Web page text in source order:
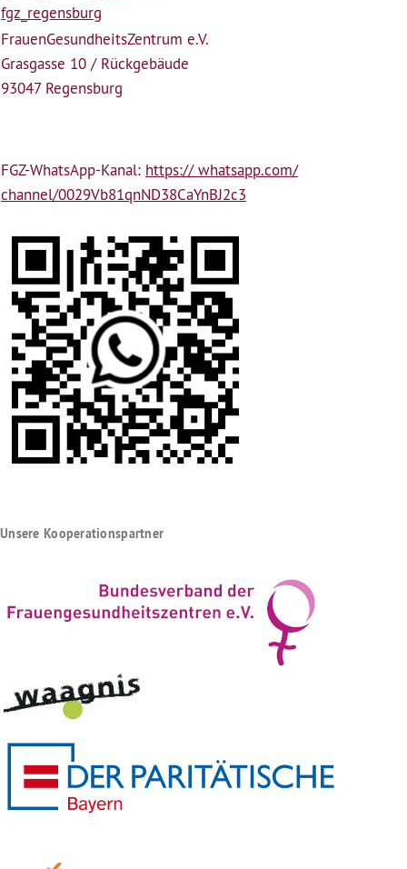
fgz_regensburg
Frauen­Gesundheits­Zentrum e.V.
Grasgasse 10 / Rückgebäude
93047 Regensburg
FGZ-WhatsApp-Kanal: https:// whatsapp.com/
channel/0029Vb81qnND38CaYnBJ2c3
Unsere Kooperationspartner